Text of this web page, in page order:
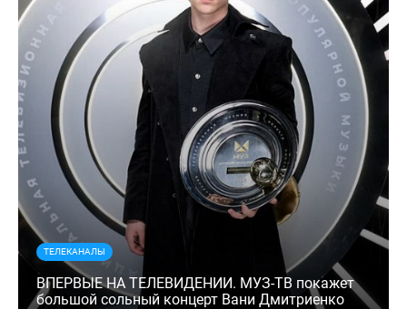
ТЕЛЕКАНАЛЫ
ВПЕРВЫЕ НА ТЕЛЕВИДЕНИИ. МУЗ-ТВ покажет
большой сольный концерт Вани Дмитриенко